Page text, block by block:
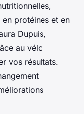
protéines et en
Dupuis,
au vélo
vos résultats.